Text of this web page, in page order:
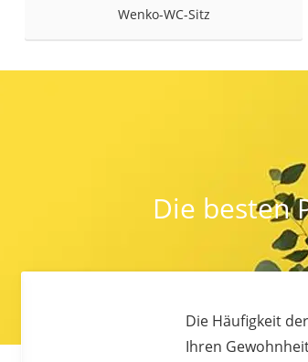
Wenko-WC-Sitz
Die besten
Die Häufigkeit
Ihren